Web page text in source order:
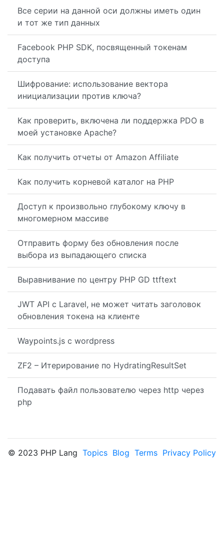
Все серии на данной оси должны иметь один
и тот же тип данных
Facebook PHP SDK, посвященный токенам
доступа
Шифрование: использование вектора
инициализации против ключа?
Как проверить, включена ли поддержка PDO в
моей установке Apache?
Как получить отчеты от Amazon Affiliate
Как получить корневой каталог на PHP
Доступ к произвольно глубокому ключу в
многомерном массиве
Отправить форму без обновления после
выбора из выпадающего списка
Выравнивание по центру PHP GD ttftext
JWT API с Laravel, не может читать заголовок
обновления токена на клиенте
Waypoints.js с wordpress
ZF2 – Итерирование по HydratingResultSet
Подавать файл пользователю через http через
php
© 2023 PHP Lang Topics Blog Terms Privacy Policy